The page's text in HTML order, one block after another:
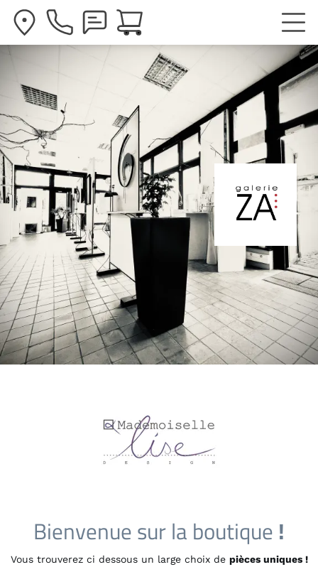
Bienvenue sur la boutique !
Vous trouverez ci dessous un large choix de pièces uniques !